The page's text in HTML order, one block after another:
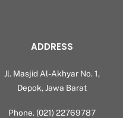
ADDRESS
Jl. Masjid Al-Akhyar No. 1,
Depok, Jawa Barat
Phone. (021) 22769787